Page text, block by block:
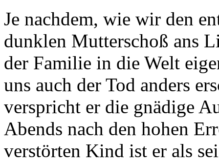
Je nachdem, wie wir den
dunklen Mutterschoß ans
der Familie in die Welt
uns auch der Tod anders
verspricht er die gnädige
Abends nach den hohen
verstörten Kind ist er als